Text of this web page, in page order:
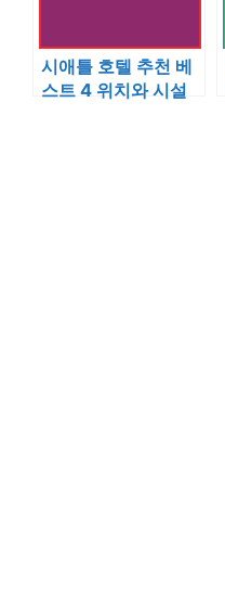
시애틀 호텔 추천 베
스트 4 위치와 시설